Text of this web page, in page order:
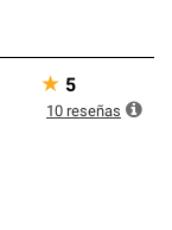
★ 5
10 reseñas